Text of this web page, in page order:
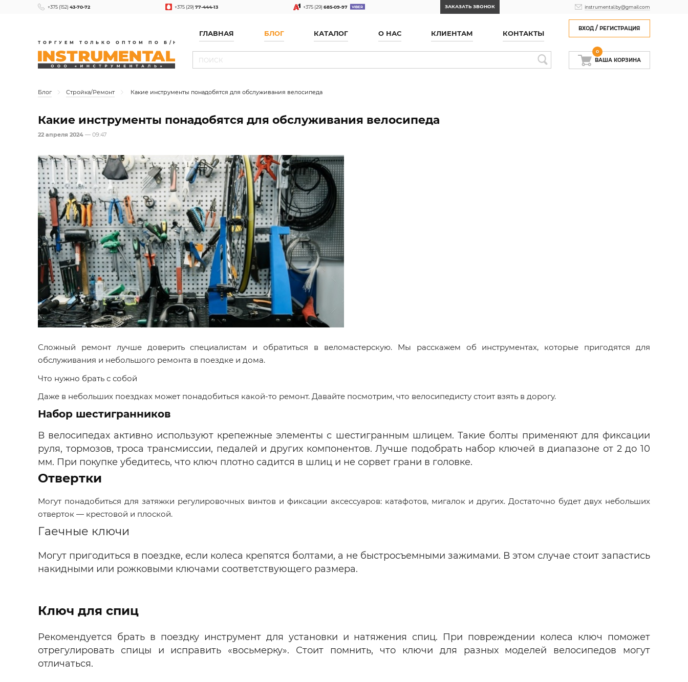
+375 (152) 43-70-72 +375 (29)77-444-13 +375 (29)685-09-97 ЗАКАЗАТЬ ЗВОНОК instrumental.by@gmail.com
ТОРГУЕМ ТОЛЬКО ОПТОМ ПО Б/Н
ГЛАВНАЯ БЛОГ КАТАЛОГ О НАС КЛИЕНТАМ КОНТАКТЫ
ВХОД /РЕГИСТРАЦИЯ
0
ВАША КОРЗИНА
Блог Стройка/Ремонт Какие инструменты понадобятся для обслуживания велосипеда
Какие инструменты понадобятся для обслуживания велосипеда
22 апреля 2024— 09:47
Сложный ремонт лучше доверить специалистам и обратиться в веломастерскую. Мы расскажем об инструментах, которые пригодятся для
обслуживания и небольшого ремонта в поездке и дома.
Что нужно брать с собой
Даже в небольших поездках может понадобиться какой-то ремонт. Давайте посмотрим, что велосипедисту стоит взять в дорогу.
Набор шестигранников
В велосипедах активно используют крепежные элементы с шестигранным шлицем. Такие болты применяют для фиксации
руля, тормозов, троса трансмиссии, педалей и других компонентов. Лучше подобрать набор ключей в диапазоне от 2 до 10
мм. При покупке убедитесь, что ключ плотно садится в шлиц и не сорвет грани в головке.
Отвертки
Могут понадобиться для затяжки регулировочных винтов и фиксации аксессуаров: катафотов, мигалок и других. Достаточно будет двух небольших
отверток — крестовой и плоской.
Гаечные ключи
Могут пригодиться в поездке, если колеса крепятся болтами, а не быстросъемными зажимами. В этом случае стоит запастись
накидными или рожковыми ключами соответствующего размера.
Ключ для спиц
Рекомендуется брать в поездку инструмент для установки и натяжения спиц. При повреждении колеса ключ поможет
отрегулировать спицы и исправить «восьмерку». Стоит помнить, что ключи для разных моделей велосипедов могут
отличаться.